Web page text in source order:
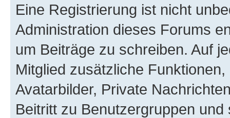
Eine Registrierung ist nicht
Administration dieses Forums
um Beiträge zu schreiben. Auf
Mitglied zusätzliche
Avatarbilder, Private
Beitritt zu Benutzergruppen